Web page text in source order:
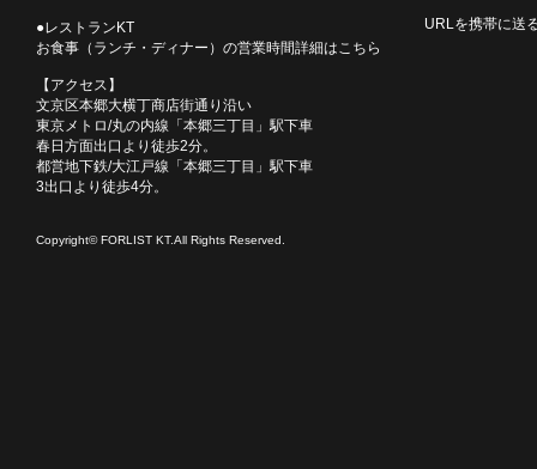
●レストランKT
お食事（ランチ・ディナー）の営業時間詳細はこちら
【アクセス】
文京区本郷大横丁商店街通り沿い
東京メトロ/丸の内線「本郷三丁目」駅下車
春日方面出口より徒歩2分。
都営地下鉄/大江戸線「本郷三丁目」駅下車
3出口より徒歩4分。
URLを携帯に送
Copyright© FORLIST KT.All Rights Reserved.